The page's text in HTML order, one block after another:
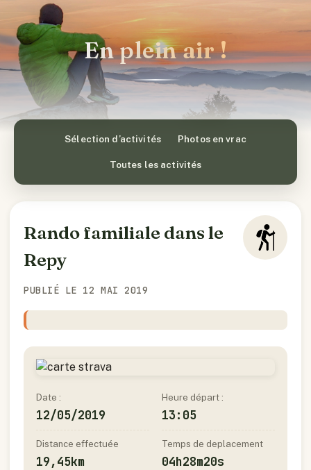
En plein air !
Sélection d’activités Photos en vrac
Toutes les activités
Rando familiale dans le
Repy
PUBLIÉ LE 12 MAI 2019
Date :
12/05/2019
Heure départ :
13:05
Distance effectuée
19,45km
Temps de deplacement
04h28m20s